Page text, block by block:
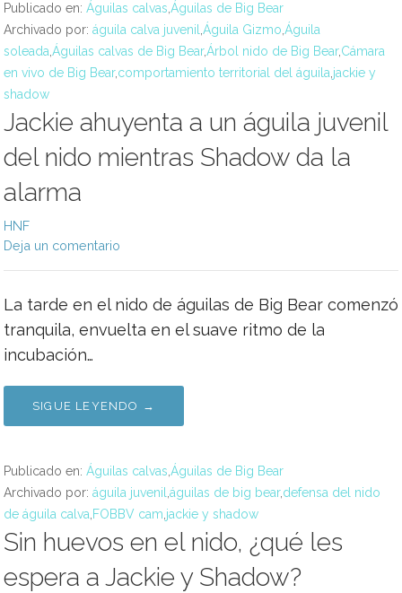
Publicado en: Águilas calvas Águilas de Big Bear
Archivado por: águila calva juvenil Águila Gizmo Águila
soleada Águilas calvas de Big Bear,Árbol nido de Big Bear,Cámara
en vivo de Big Bear,comportamiento territorial del águila jackie y
shadow
Jackie ahuyenta a un águila juvenil
del nido mientras Shadow da la
alarma
HNF
Deja un comentario
La tarde en el nido de águilas de Big Bear comenzó
tranquila, envuelta en el suave ritmo de la
incubación…
SIGUE LEYENDO →
Publicado en: Águilas calvas Águilas de Big Bear
Archivado por: águila juvenil águilas de big bear,defensa del nido
de águila calva FOBBV cam jackie y shadow
Sin huevos en el nido, ¿qué les
espera a Jackie y Shadow?